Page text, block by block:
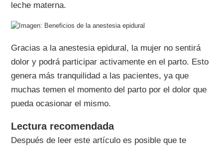
leche materna.
Gracias a la anestesia epidural, la mujer no sentirá
dolor y podrá participar activamente en el parto. Esto
genera más tranquilidad a las pacientes, ya que
muchas temen el momento del parto por el dolor que
pueda ocasionar el mismo.
Lectura recomendada
Después de leer este artículo es posible que te